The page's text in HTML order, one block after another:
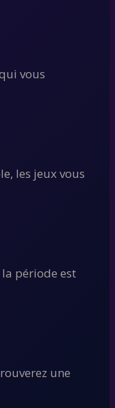
vous
les jeux vous
période est
une